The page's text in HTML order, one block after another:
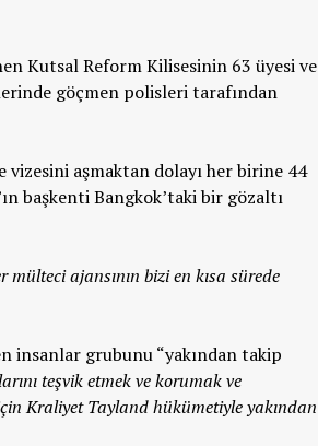
Kutsal Reform Kilisesinin 63 üyesi ve
göçmen polisleri tarafından
aşmaktan dolayı her birine 44
başkenti Bangkok’taki bir gözaltı
ajansının bizi en kısa sürede
insanlar grubunu “yakından takip
teşvik etmek ve korumak ve
Kraliyet Tayland hükümetiyle yakından